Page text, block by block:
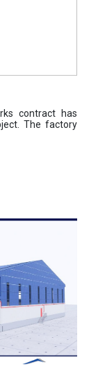
contract has
The factory